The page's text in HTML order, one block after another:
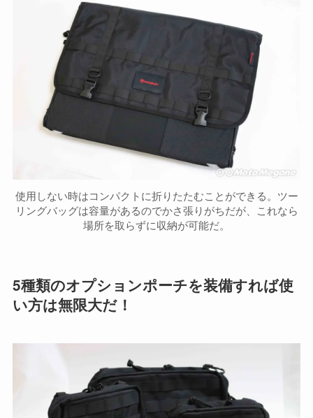
使用しない時はコンパクトに折りたたむことができる。ツー
リングバッグは容量があるのでかさ張りがちだが、これなら
場所を取らずに収納が可能だ。
5種類のオプションポーチを装備すれば使
い方は無限大だ！